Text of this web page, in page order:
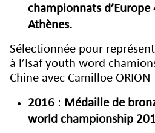
championnats
Athènes.
Sélectionnée pour
à l’Isaf youth word
Chine avec Camilloe ORION
2016 : Médaille de
world championship